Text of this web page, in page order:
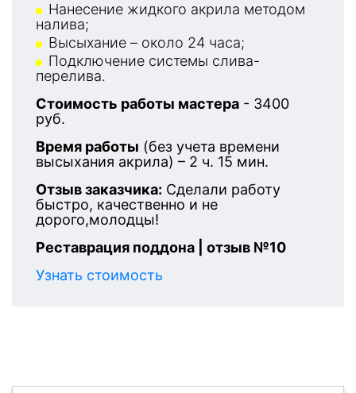
Нанесение жидкого акрила методом
налива;
Высыхание – около 24 часа;
Подключение системы слива-
перелива.
Стоимость работы мастера - 3400
руб.
Время работы (без учета времени
высыхания акрила) – 2 ч. 15 мин.
Отзыв заказчика: Сделали работу
быстро, качественно и не
дорого,молодцы!
Реставрация поддона | отзыв №10
Узнать стоимость